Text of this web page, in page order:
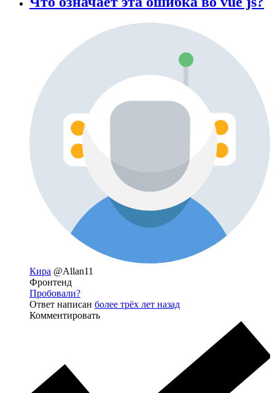
Кира @Allan11
Фронтенд
Пробовали?
Ответ написан более трёх лет назад
Комментировать